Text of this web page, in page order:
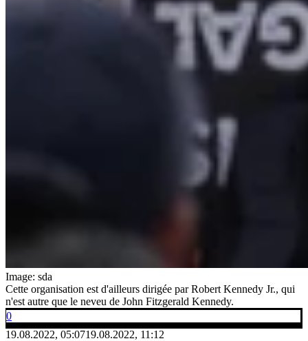
Image: sda
Cette organisation est d'ailleurs dirigée par Robert Kennedy Jr., qui
n'est autre que le neveu de John Fitzgerald Kennedy.
0
19.08.2022, 05:0719.08.2022, 11:12